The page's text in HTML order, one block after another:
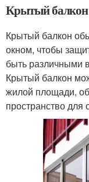
Крытый балкон
Крытый балкон
окном, чтобы
быть различными
Крытый балкон
жилой площади,
пространство для